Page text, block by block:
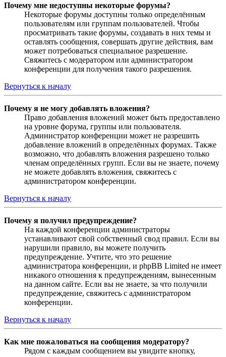
Почему мне недоступны некоторые форумы?
Некоторые форумы доступны только определённым
пользователям или группам пользователей. Чтобы
просматривать такие форумы, создавать в них темы и
оставлять сообщения, совершать другие действия, вам
может потребоваться специальное разрешение.
Свяжитесь с модератором или администратором
конференции для получения такого разрешения.
Вернуться к началу
Почему я не могу добавлять вложения?
Право добавления вложений может быть предоставлено
на уровне форума, группы или пользователя.
Администратор конференции может не разрешить
добавление вложений в определённых форумах. Также
возможно, что добавлять вложения разрешено только
членам определённых групп. Если вы не знаете, почему
не можете добавлять вложения, свяжитесь с
администратором конференции.
Вернуться к началу
Почему я получил предупреждение?
На каждой конференции администраторы
устанавливают свой собственный свод правил. Если вы
нарушили правило, вы можете получить
предупреждение. Учтите, что это решение
администратора конференции, и phpBB Limited не имеет
никакого отношения к предупреждениям, вынесенным
на данном сайте. Если вы не знаете, за что получили
предупреждение, свяжитесь с администратором
конференции.
Вернуться к началу
Как мне пожаловаться на сообщения модератору?
Рядом с каждым сообщением вы увидите кнопку,